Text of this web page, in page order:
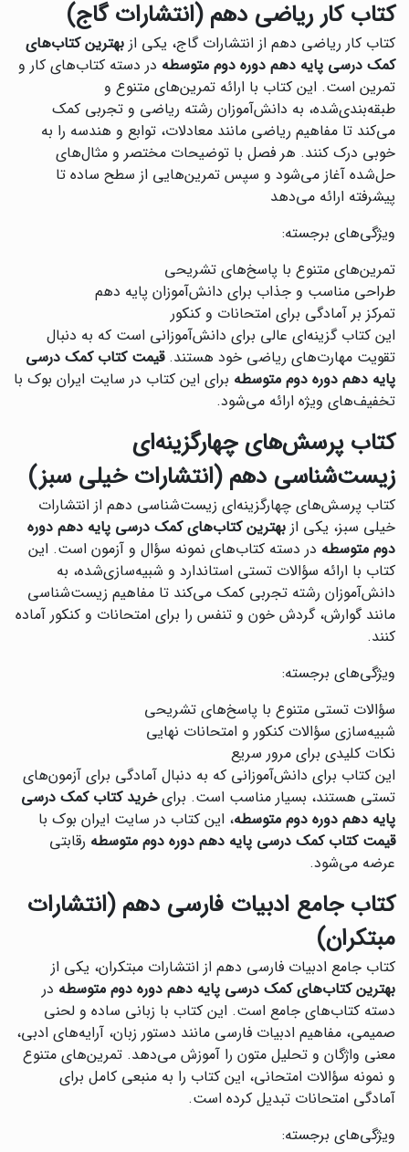
کتاب کار ریاضی دهم (انتشارات گاج)
کتاب کار ریاضی دهم از انتشارات گاج، یکی از بهترین کتاب‌های
کمک درسی پایه دهم دوره دوم متوسطه در دسته کتاب‌های کار و
تمرین است. این کتاب با ارائه تمرین‌های متنوع و
طبقه‌بندی‌شده، به دانش‌آموزان رشته ریاضی و تجربی کمک
می‌کند تا مفاهیم ریاضی مانند معادلات، توابع و هندسه را به
خوبی درک کنند. هر فصل با توضیحات مختصر و مثال‌های
حل‌شده آغاز می‌شود و سپس تمرین‌هایی از سطح ساده تا
پیشرفته ارائه می‌دهد
ویژگی‌های برجسته:
تمرین‌های متنوع با پاسخ‌های تشریحی
طراحی مناسب و جذاب برای دانش‌آموزان پایه دهم
تمرکز بر آمادگی برای امتحانات و کنکور
این کتاب گزینه‌ای عالی برای دانش‌آموزانی است که به دنبال
تقویت مهارت‌های ریاضی خود هستند.قیمت کتاب کمک درسی
پایه دهم دوره دوم متوسطه برای این کتاب در سایت ایران بوک با
تخفیف‌های ویژه ارائه می‌شود.
کتاب پرسش‌های چهارگزینه‌ای
زیست‌شناسی دهم (انتشارات خیلی سبز)
‌کتاب پرسش‌های چهارگزینه‌ای زیست‌شناسی دهم از انتشارات
خیلی سبز، یکی از بهترین کتاب‌های کمک درسی پایه دهم دوره
دوم متوسطه در دسته کتاب‌های نمونه سؤال و آزمون است. این
کتاب با ارائه سؤالات تستی استاندارد و شبیه‌سازی‌شده، به
دانش‌آموزان رشته تجربی کمک می‌کند تا مفاهیم زیست‌شناسی
مانند گوارش، گردش خون و تنفس را برای امتحانات و کنکور آماده
کنند.
ویژگی‌های برجسته:
سؤالات تستی متنوع با پاسخ‌های تشریحی
شبیه‌سازی سؤالات کنکور و امتحانات نهایی
نکات کلیدی برای مرور سریع
این کتاب برای دانش‌آموزانی که به دنبال آمادگی برای آزمون‌های
تستی هستند، بسیار مناسب است. برایخرید کتاب کمک درسی
پایه دهم دوره دوم متوسطه، این کتاب در سایت ایران بوک با
قیمت کتاب کمک درسی پایه دهم دوره دوم متوسطه رقابتی
عرضه می‌شود.
کتاب جامع ادبیات فارسی دهم (انتشارات
مبتکران)
کتاب جامع ادبیات فارسی دهم از انتشارات مبتکران، یکی از
بهترین کتاب‌های کمک درسی پایه دهم دوره دوم متوسطه در
دسته کتاب‌های جامع است. این کتاب با زبانی ساده و لحنی
صمیمی، مفاهیم ادبیات فارسی مانند دستور زبان، آرایه‌های ادبی،
معنی واژگان و تحلیل متون را آموزش می‌دهد. تمرین‌های متنوع
و نمونه سؤالات امتحانی، این کتاب را به منبعی کامل برای
آمادگی امتحانات تبدیل کرده است.
ویژگی‌های برجسته: